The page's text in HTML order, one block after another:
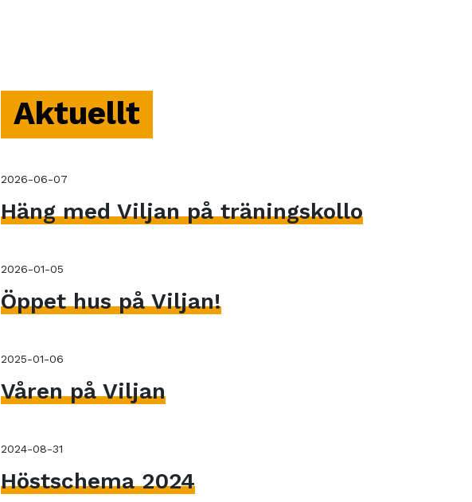
Aktuellt
2026-06-07
Häng med Viljan på träningskollo
2026-01-05
Öppet hus på Viljan!
2025-01-06
Våren på Viljan
2024-08-31
Höstschema 2024